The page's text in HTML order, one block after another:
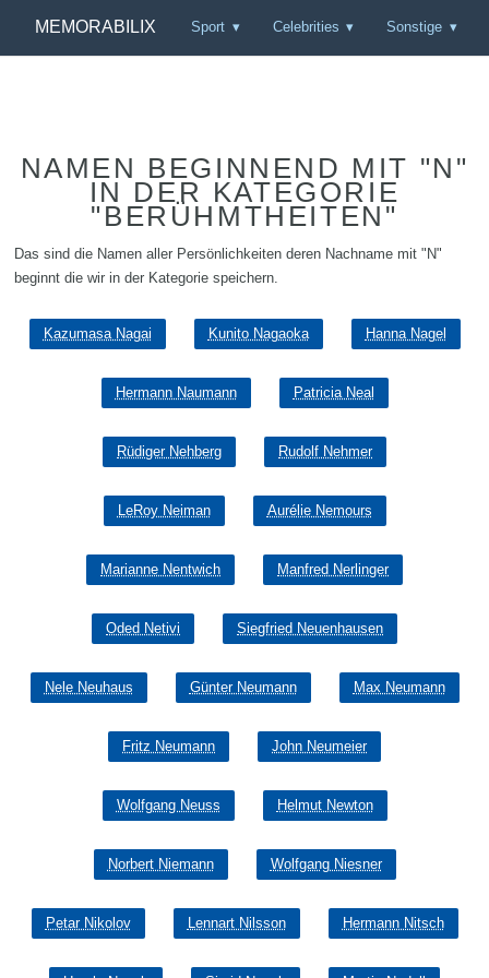
MEMORABILIX Sport Celebrities Sonstige
NAMEN BEGINNEND MIT "N"
IN DER KATEGORIE
"BERÜHMTHEITEN"
Das sind die Namen aller Persönlichkeiten deren Nachname mit "N"
beginnt die wir in der Kategorie speichern.
Kazumasa Nagai Kunito Nagaoka Hanna Nagel
Hermann Naumann Patricia Neal
Rüdiger Nehberg Rudolf Nehmer
LeRoy Neiman Aurélie Nemours
Marianne Nentwich Manfred Nerlinger
Oded Netivi Siegfried Neuenhausen
Nele Neuhaus Günter Neumann Max Neumann
Fritz Neumann John Neumeier
Wolfgang Neuss Helmut Newton
Norbert Niemann Wolfgang Niesner
Petar Nikolov Lennart Nilsson Hermann Nitsch